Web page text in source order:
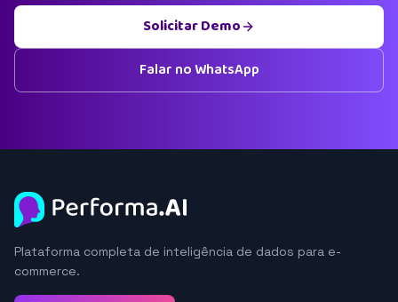
Solicitar Demo
Falar no WhatsApp
Plataforma completa de inteligência de dados para e-
commerce.